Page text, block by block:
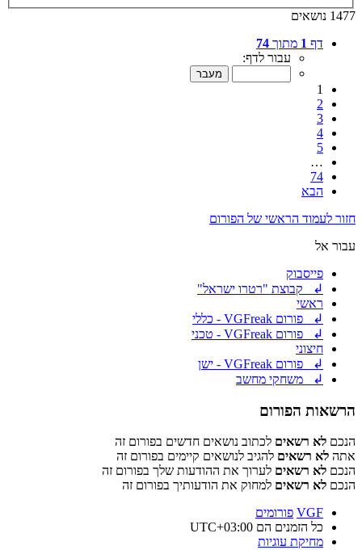
1477 נושאים
דף 1 מתוך 74
עבור לדף:
1
2
3
4
5
…
74
הבא
חזור לעמוד הראשי של הפורום
עבור אל
פייסבוק
↲ קבוצת "רטרו ישראל"
ראשי
↲ פורום VGFreak - כללי
↲ פורום VGFreak - טכני
חיצוני
↲ פורום VGFreak - ישן
↲ משחקי מחשב
הרשאות הפורום
הנכם לא רשאים לכתוב נושאים חדשים בפורום זה
אתה לא רשאים להגיב לנושאים קיימים בפורום זה
הנכם לא רשאים לערוך את ההודעות שלך בפורום זה
הנכם לא רשאים למחוק את הודעותיך בפורום זה
VGF פורומים
כל הזמנים הם UTC+03:00
מחיקת עוגיות